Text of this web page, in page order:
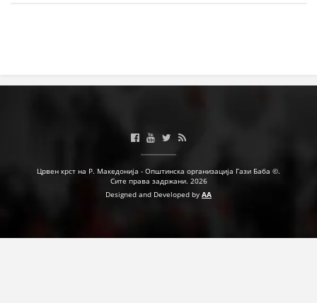
ЗДРАВСТВЕНО ПРЕВЕНТИВНА ДЕЈНОСТ
ПРВА ПОМОШ
КРВОДАРИТЕЛСТВО
МЕНАЏМЕНТ НА ВОЛОНТЕРИ
Црвен крст на Р. Македонија - Општинска организација Гази Баба ©.
Сите права задржани. 2026
Designed and Developed by AA